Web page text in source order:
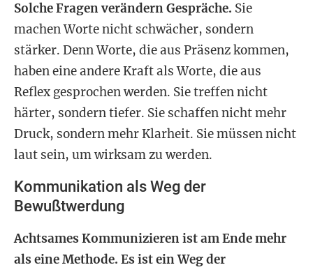
Solche Fragen verändern Gespräche. Sie
machen Worte nicht schwächer, sondern
stärker. Denn Worte, die aus Präsenz kommen,
haben eine andere Kraft als Worte, die aus
Reflex gesprochen werden. Sie treffen nicht
härter, sondern tiefer. Sie schaffen nicht mehr
Druck, sondern mehr Klarheit. Sie müssen nicht
laut sein, um wirksam zu werden.
Kommunikation als Weg der
Bewußtwerdung
Achtsames Kommunizieren ist am Ende mehr
als eine Methode. Es ist ein Weg der